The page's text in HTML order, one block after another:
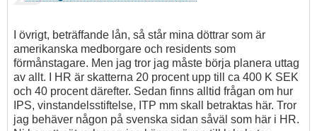
I övrigt, beträffande lån, så står mina döttrar som är
amerikanska medborgare och residents som
förmånstagare. Men jag tror jag måste börja planera uttag
av allt. I HR är skatterna 20 procent upp till ca 400 K SEK
och 40 procent därefter. Sedan finns alltid frågan om hur
IPS, vinstandelsstiftelse, ITP mm skall betraktas här. Tror
jag behäver någon på svenska sidan såväl som här i HR.